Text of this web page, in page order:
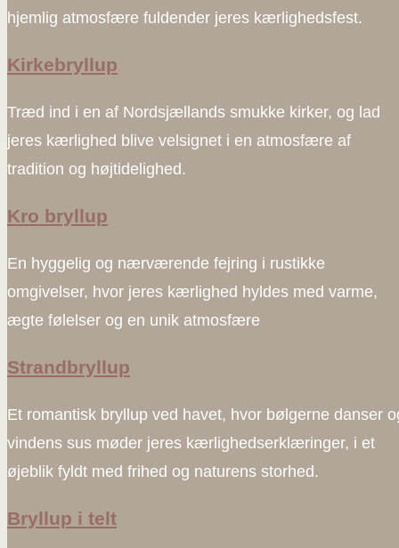
hjemlig atmosfære fuldender jeres kærlighedsfest.
Kirkebryllup
Træd ind i en af Nordsjællands smukke kirker, og lad
jeres kærlighed blive velsignet i en atmosfære af
tradition og højtidelighed.
Kro bryllup
En hyggelig og nærværende fejring i rustikke
omgivelser, hvor jeres kærlighed hyldes med varme,
ægte følelser og en unik atmosfære
Strandbryllup
Et romantisk bryllup ved havet, hvor bølgerne danser
vindens sus møder jeres kærlighedserklæringer, i et
øjeblik fyldt med frihed og naturens storhed.
Bryllup i telt